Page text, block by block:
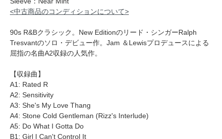
<中古商品のコンディションについて>
90s R&Bクラシック。New Editionのリード・シンガーRalph
Tresvantのソロ・デビュー作。Jam ＆Lewisプロデュースによる
屈指の名曲A2収録の人気作。
【収録曲】
A1: Rated R
A2: Sensitivity
A3: She's My Love Thang
A4: Stone Cold Gentleman (Rizz's Interlude)
A5: Do What I Gotta Do
B1: Girl I Can't Control It